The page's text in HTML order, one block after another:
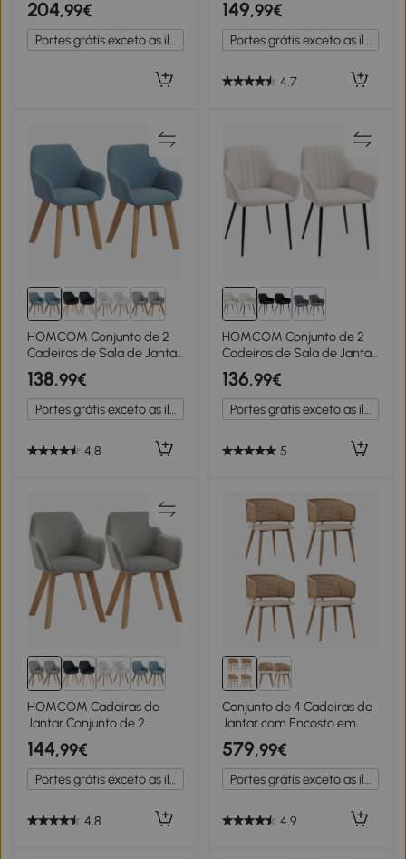
Estofadas com Encosto
Curvo e Pés em Madeira
Maciça Bege
204,99€
Portes grátis exceto as ilhas
Veludo com Pernas de
Madeira 54x57x80 cm
Creme
149,99€
Portes grátis exceto as ilhas
4.7
HOMCOM Conjunto de 2
Cadeiras de Sala de Jantar
Modernas Estofadas em
Veludo 54x57x80 cm Azul
Claro
138,99€
Portes grátis exceto as ilhas
4.8
HOMCOM Conjunto de 2
Cadeiras de Sala de Jantar
Estofadas em Linho com
Encosto e Pés de Metal
59,5x56,5x81 cm Bege
Claro
136,99€
Portes grátis exceto as ilhas
5
HOMCOM Cadeiras de
Jantar Conjunto de 2
Estofadas em Veludo
Encosto Médio Pés de
Madeira para Sala de
Jantar Cinza
144,99€
Portes grátis exceto as ilhas
4.8
Conjunto de 4 Cadeiras de
Jantar com Encosto em
Vime, Almofada do
Assento em Pele Sintética,
51x54x79 cm, Bege
579,99€
Portes grátis exceto as ilhas
4.9